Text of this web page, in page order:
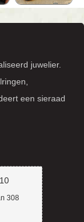
juwelier.
een sieraad
308